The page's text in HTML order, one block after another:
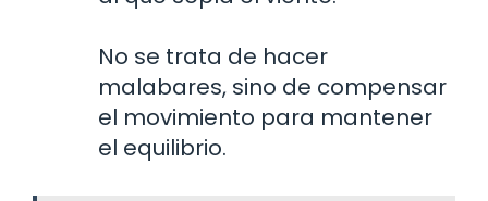
No se trata de hacer
malabares, sino de compensar
el movimiento para mantener
el equilibrio.